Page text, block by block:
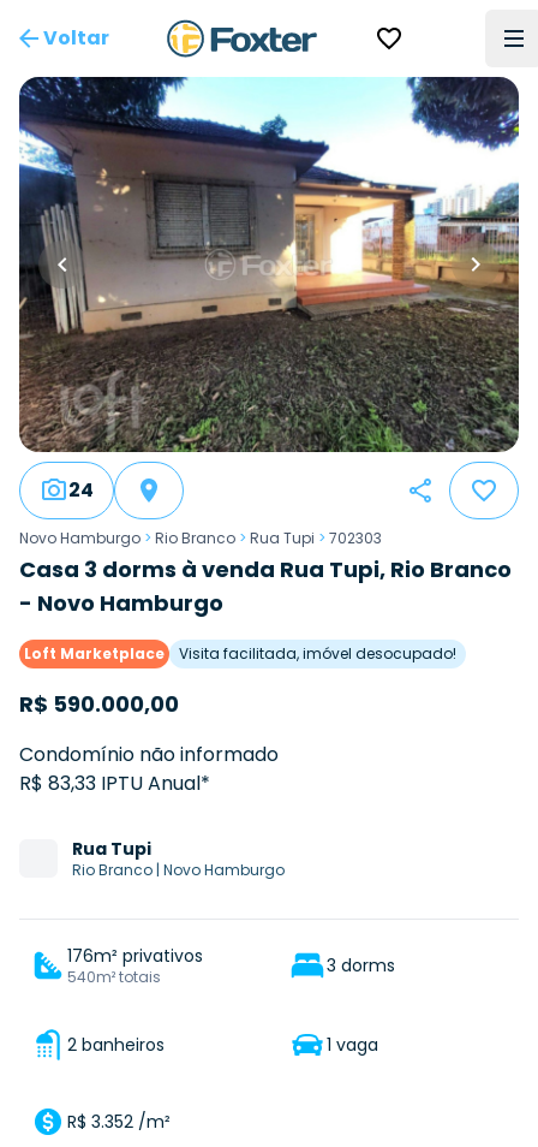
Voltar
24
Novo Hamburgo > Rio Branco > Rua Tupi > 702303
Casa 3 dorms à venda Rua Tupi, Rio Branco
- Novo Hamburgo
Loft Marketplace Visita facilitada, imóvel desocupado!
R$ 590.000,00
Condomínio não informado
R$ 83,33 IPTU Anual*
Rua Tupi
Rio Branco | Novo Hamburgo
176m² privativos
540m² totais 3 dorms
2 banheiros 1 vaga
R$ 3.352 /m²